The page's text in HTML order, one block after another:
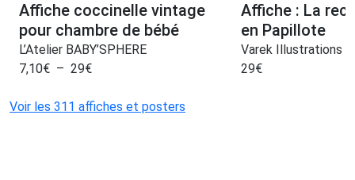
Affiche coccinelle vintage
pour chambre de bébé
L’Atelier BABY’SPHERE
7,10€ – 29€
Affiche : La
en Papillote
Varek Illustrations
29€
Voir les 311 affiches et posters